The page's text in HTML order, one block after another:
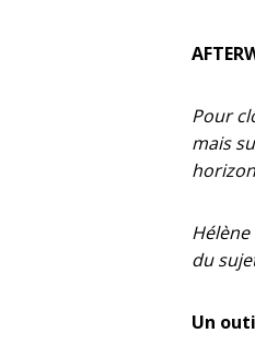
Pour
mais
Hélène
du
Un